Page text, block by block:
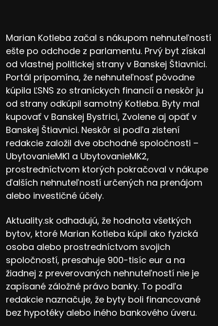
Marian Kotleba začal s nákupom nehnuteľností
ešte po odchode z parlamentu. Prvý byt získal
od vlastnej politickej strany v Banskej Štiavnici.
Portál pripomína, že nehnuteľnosť pôvodne
kúpila ĽSNS zo straníckych financií a neskôr ju
od strany odkúpil samotný Kotleba. Byty mal
kupovať v Banskej Bystrici, Zvolene aj opäť v
Banskej Štiavnici. Neskôr si podľa zistení
redakcie založil dve obchodné spoločnosti –
UbytovanieMK1 a UbytovanieMK2,
prostredníctvom ktorých pokračoval v nákupe
ďalších nehnuteľností určených na prenájom
alebo investičné účely.
Aktuality.sk odhadujú, že hodnota všetkých
bytov, ktoré Marian Kotleba kúpil ako fyzická
osoba alebo prostredníctvom svojich
spoločností, presahuje 900-tisíc eur a na
žiadnej z preverovaných nehnuteľností nie je
zapísané záložné právo banky. To podľa
redakcie naznačuje, že byty boli financované
bez hypotéky alebo iného bankového úveru.